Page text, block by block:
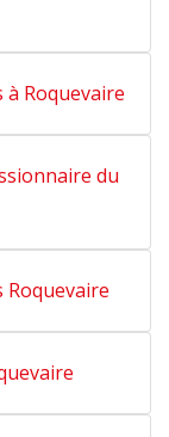
Roquevaire
du